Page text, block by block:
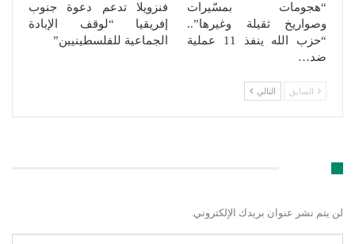
“هجومات بمسّيرات
وصواريخ ثقيلة وغيرها”..
“حزب الله ينفذ 11 عملية
ضد…
فنزويلا تدعم دعوة جنوب
إفريقيا “لوقف الإبادة
الجماعية للفلسطينيين”
السابق التالي
لن يتم نشر عنوان بريدك الإلكتروني.